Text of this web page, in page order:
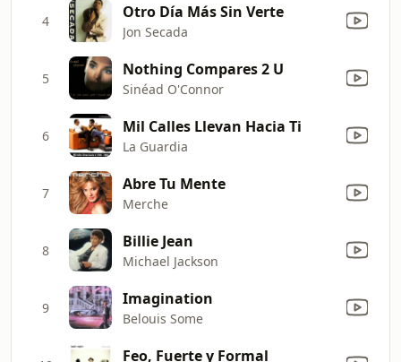
4 Otro Día Más Sin Verte
Jon Secada
5 Nothing Compares 2 U
Sinéad O'Connor
6 Mil Calles Llevan Hacia Ti
La Guardia
7 Abre Tu Mente
Merche
8 Billie Jean
Michael Jackson
9 Imagination
Belouis Some
Feo, Fuerte y Formal